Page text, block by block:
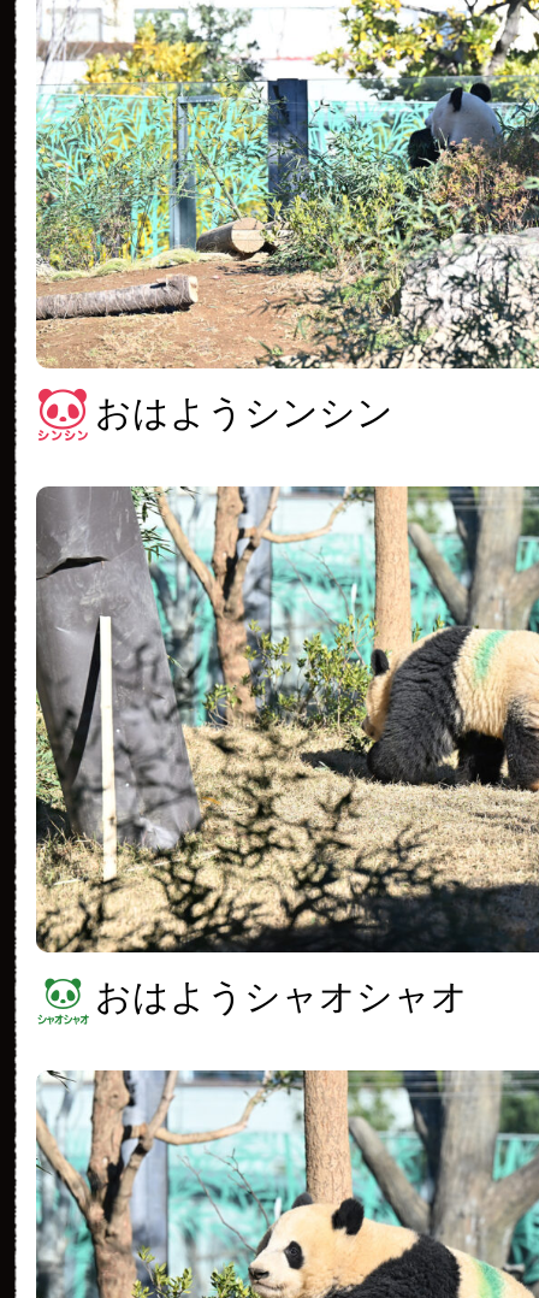
おはようシンシン
おはようシャオシャオ